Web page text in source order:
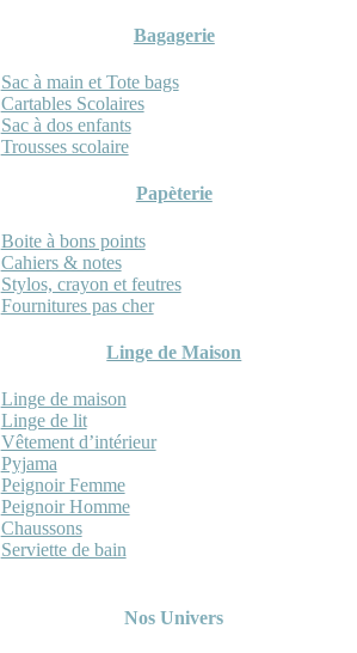
Bagagerie
Sac à main et Tote bags
Cartables Scolaires
Sac à dos enfants
Trousses scolaire
Papèterie
Boite à bons points
Cahiers & notes
Stylos, crayon et feutres
Fournitures pas cher
Linge de Maison
Linge de maison
Linge de lit
Vêtement d’intérieur
Pyjama
Peignoir Femme
Peignoir Homme
Chaussons
Serviette de bain
Nos Univers